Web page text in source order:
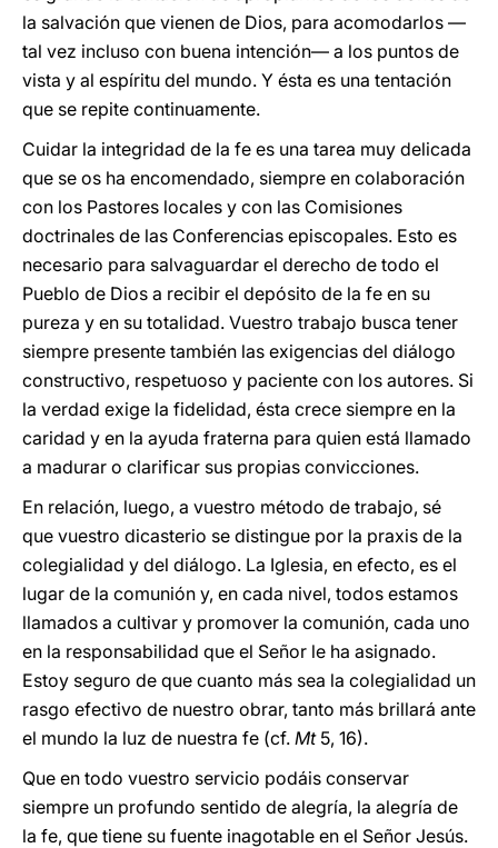
la salvación que vienen de Dios, para acomodarlos —
tal vez incluso con buena intención— a los puntos de
vista y al espíritu del mundo. Y ésta es una tentación
que se repite continuamente.
Cuidar la integridad de la fe es una tarea muy delicada
que se os ha encomendado, siempre en colaboración
con los Pastores locales y con las Comisiones
doctrinales de las Conferencias episcopales. Esto es
necesario para salvaguardar el derecho de todo el
Pueblo de Dios a recibir el depósito de la fe en su
pureza y en su totalidad. Vuestro trabajo busca tener
siempre presente también las exigencias del diálogo
constructivo, respetuoso y paciente con los autores. Si
la verdad exige la fidelidad, ésta crece siempre en la
caridad y en la ayuda fraterna para quien está llamado
a madurar o clarificar sus propias convicciones.
En relación, luego, a vuestro método de trabajo, sé
que vuestro dicasterio se distingue por la praxis de la
colegialidad y del diálogo. La Iglesia, en efecto, es el
lugar de la comunión y, en cada nivel, todos estamos
llamados a cultivar y promover la comunión, cada uno
en la responsabilidad que el Señor le ha asignado.
Estoy seguro de que cuanto más sea la colegialidad un
rasgo efectivo de nuestro obrar, tanto más brillará ante
el mundo la luz de nuestra fe (cf. Mt5, 16).
Que en todo vuestro servicio podáis conservar
siempre un profundo sentido de alegría, la alegría de
la fe, que tiene su fuente inagotable en el Señor Jesús.